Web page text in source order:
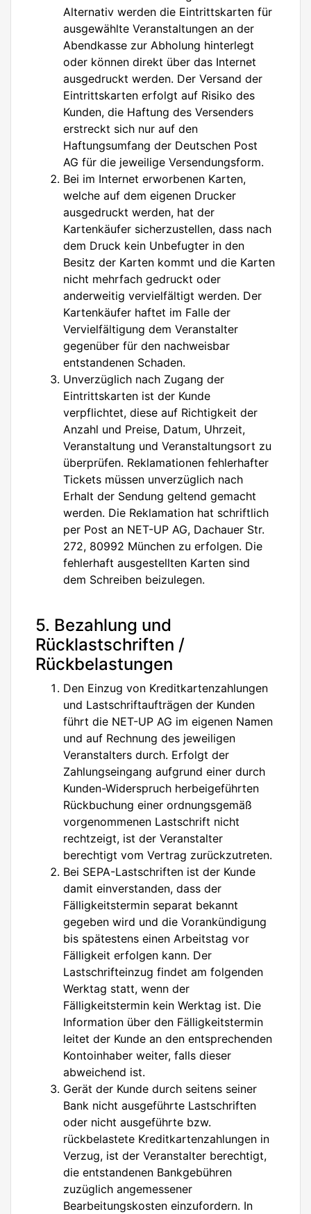
Alternativ werden die Eintrittskarten für
ausgewählte Veranstaltungen an der
Abendkasse zur Abholung hinterlegt
oder können direkt über das Internet
ausgedruckt werden. Der Versand der
Eintrittskarten erfolgt auf Risiko des
Kunden, die Haftung des Versenders
erstreckt sich nur auf den
Haftungsumfang der Deutschen Post
AG für die jeweilige Versendungsform.
Bei im Internet erworbenen Karten,
welche auf dem eigenen Drucker
ausgedruckt werden, hat der
Kartenkäufer sicherzustellen, dass nach
dem Druck kein Unbefugter in den
Besitz der Karten kommt und die Karten
nicht mehrfach gedruckt oder
anderweitig vervielfältigt werden. Der
Kartenkäufer haftet im Falle der
Vervielfältigung dem Veranstalter
gegenüber für den nachweisbar
entstandenen Schaden.
Unverzüglich nach Zugang der
Eintrittskarten ist der Kunde
verpflichtet, diese auf Richtigkeit der
Anzahl und Preise, Datum, Uhrzeit,
Veranstaltung und Veranstaltungsort zu
überprüfen. Reklamationen fehlerhafter
Tickets müssen unverzüglich nach
Erhalt der Sendung geltend gemacht
werden. Die Reklamation hat schriftlich
per Post an NET-UP AG, Dachauer Str.
272, 80992 München zu erfolgen. Die
fehlerhaft ausgestellten Karten sind
dem Schreiben beizulegen.
5. Bezahlung und
Rücklastschriften /
Rückbelastungen
Den Einzug von Kreditkartenzahlungen
und Lastschriftaufträgen der Kunden
führt die NET-UP AG im eigenen Namen
und auf Rechnung des jeweiligen
Veranstalters durch. Erfolgt der
Zahlungseingang aufgrund einer durch
Kunden-Widerspruch herbeigeführten
Rückbuchung einer ordnungsgemäß
vorgenommenen Lastschrift nicht
rechtzeigt, ist der Veranstalter
berechtigt vom Vertrag zurückzutreten.
Bei SEPA-Lastschriften ist der Kunde
damit einverstanden, dass der
Fälligkeitstermin separat bekannt
gegeben wird und die Vorankündigung
bis spätestens einen Arbeitstag vor
Fälligkeit erfolgen kann. Der
Lastschrifteinzug findet am folgenden
Werktag statt, wenn der
Fälligkeitstermin kein Werktag ist. Die
Information über den Fälligkeitstermin
leitet der Kunde an den entsprechenden
Kontoinhaber weiter, falls dieser
abweichend ist.
Gerät der Kunde durch seitens seiner
Bank nicht ausgeführte Lastschriften
oder nicht ausgeführte bzw.
rückbelastete Kreditkartenzahlungen in
Verzug, ist der Veranstalter berechtigt,
die entstandenen Bankgebühren
zuzüglich angemessener
Bearbeitungskosten einzufordern. In